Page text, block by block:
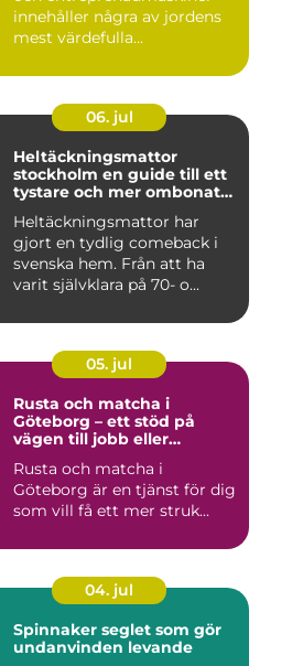
innehåller några av jordens
mest värdefulla...
06. jul
Heltäckningsmattor
stockholm en guide till ett
tystare och mer ombonat
Heltäckningsmattor har
gjort en tydlig comeback i
svenska hem. Från att ha
varit självklara på 70- o...
05. jul
Rusta och matcha i
Göteborg – ett stöd på
vägen till jobb eller
Rusta och matcha i
Göteborg är en tjänst för dig
som vill få ett mer struk...
04. jul
Spinnaker seglet som gör
undanvinden levande